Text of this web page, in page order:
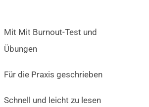
Mit Mit Burnout-Test und
Übungen
Für die Praxis geschrieben
Schnell und leicht zu lesen